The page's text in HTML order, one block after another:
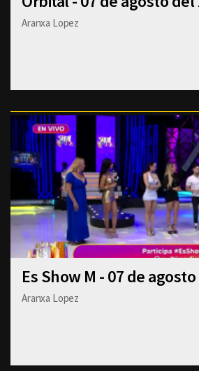
Aranxa Lopez
Es Show M - 07 de
Aranxa Lopez